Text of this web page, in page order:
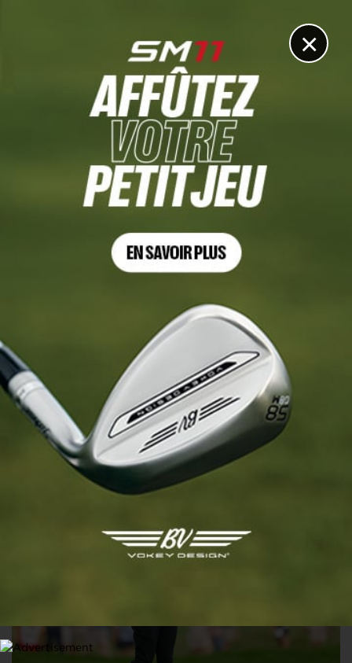
×
U.S. OPEN 2025, TOUR 2
Victor Perez dans le top 10, Matthieu Pavon passe le cut
13 JUIN 2025